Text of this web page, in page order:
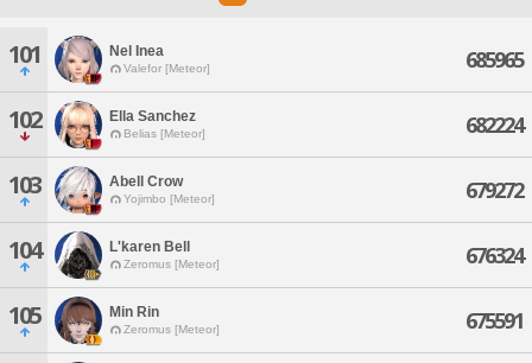
101 Nel Inea
Valefor [Meteor] 685965
102 Ella Sanchez
Belias [Meteor] 682224
103 Abell Crow
Yojimbo [Meteor] 679272
104 L'karen Bell
Zeromus [Meteor] 676324
105 Min Rin
Zeromus [Meteor] 675591